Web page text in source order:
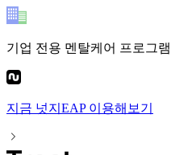
기업 전용 멘탈케어 프로그램
지금 넛지EAP이용해보기